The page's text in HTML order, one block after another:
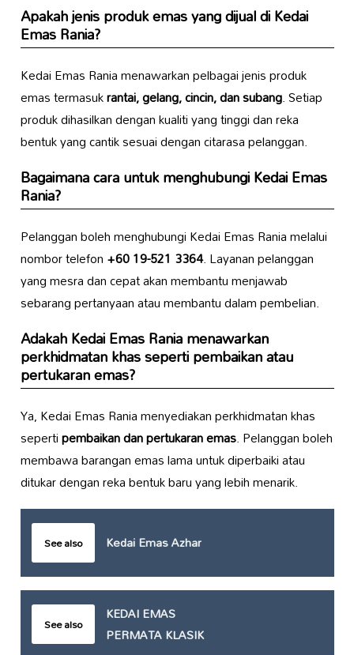
Apakah jenis produk emas yang dijual di Kedai
Emas Rania?
Kedai Emas Rania menawarkan pelbagai jenis produk
emas termasukrantai, gelang, cincin, dan subang. Setiap
produk dihasilkan dengan kualiti yang tinggi dan reka
bentuk yang cantik sesuai dengan citarasa pelanggan.
Bagaimana cara untuk menghubungi Kedai Emas
Rania?
Pelanggan boleh menghubungi Kedai Emas Rania melalui
nombor telefon+60 19-521 3364. Layanan pelanggan
yang mesra dan cepat akan membantu menjawab
sebarang pertanyaan atau membantu dalam pembelian.
Adakah Kedai Emas Rania menawarkan
perkhidmatan khas seperti pembaikan atau
pertukaran emas?
Ya, Kedai Emas Rania menyediakan perkhidmatan khas
sepertipembaikan dan pertukaran emas. Pelanggan boleh
membawa barangan emas lama untuk diperbaiki atau
ditukar dengan reka bentuk baru yang lebih menarik.
See also Kedai Emas Azhar
See also
KEDAI EMAS
PERMATA KLASIK